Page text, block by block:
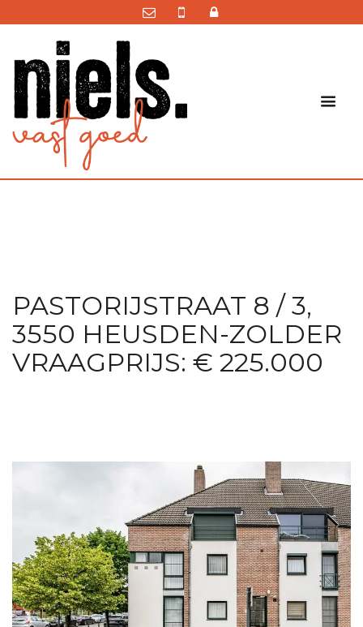
PASTORIJSTRAAT 8 / 3,
3550 HEUSDEN-ZOLDER
VRAAGPRIJS: € 225.000